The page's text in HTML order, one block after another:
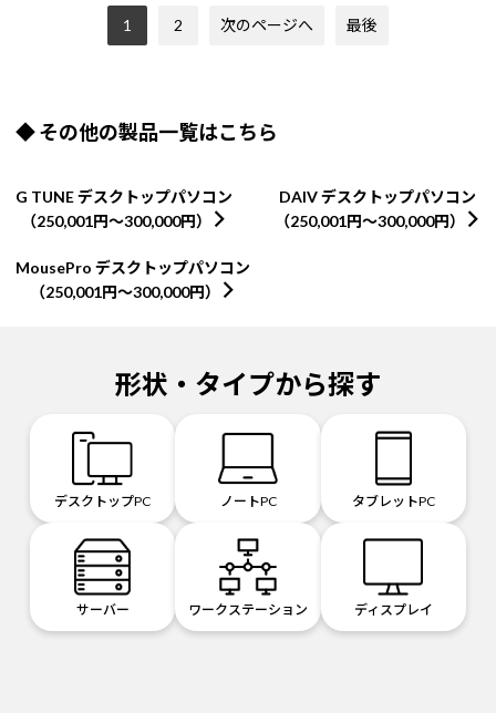
1 2 次のページへ 最後
◆ その他の製品一覧はこちら
G TUNE デスクトップパソコン
（250,001円～300,000円）
DAIV デスクトップパソコン
（250,001円～300,000円）
MousePro デスクトップパソコン
（250,001円～300,000円）
形状・タイプから探す
デスクトップPC ノートPC タブレットPC
サーバー ワークステーション ディスプレイ